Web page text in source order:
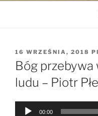
OPUBLIKOWANE
W
16 WRZEŚNIA, 2018
Bóg
ludu – Piotr
Odtwarzacz
00:00